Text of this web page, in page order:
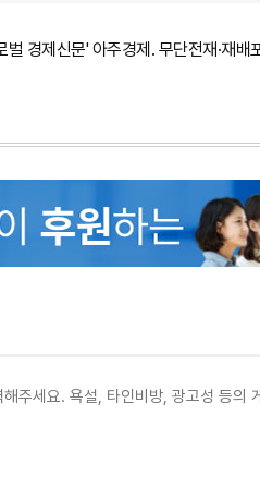
경제신문' 아주경제. 무단전재·재배